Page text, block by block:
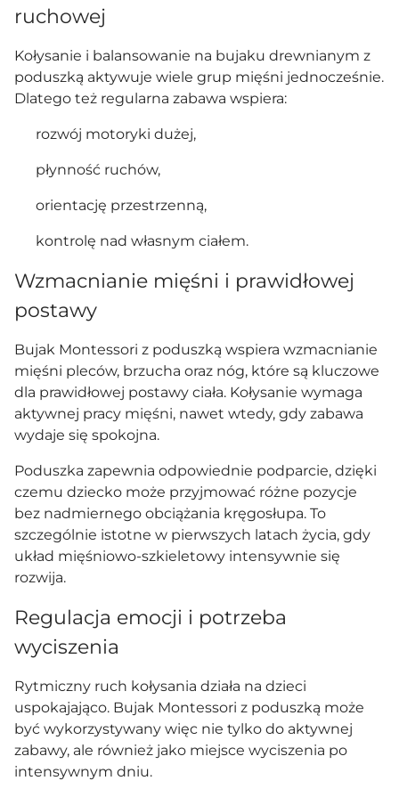
ruchowej
Kołysanie i balansowanie na bujaku drewnianym z
poduszką aktywuje wiele grup mięśni jednocześnie.
Dlatego też regularna zabawa wspiera:
rozwój motoryki dużej,
płynność ruchów,
orientację przestrzenną,
kontrolę nad własnym ciałem.
Wzmacnianie mięśni i prawidłowej
postawy
Bujak Montessori z poduszką wspiera wzmacnianie
mięśni pleców, brzucha oraz nóg, które są kluczowe
dla prawidłowej postawy ciała. Kołysanie wymaga
aktywnej pracy mięśni, nawet wtedy, gdy zabawa
wydaje się spokojna.
Poduszka zapewnia odpowiednie podparcie, dzięki
czemu dziecko może przyjmować różne pozycje
bez nadmiernego obciążania kręgosłupa. To
szczególnie istotne w pierwszych latach życia, gdy
układ mięśniowo-szkieletowy intensywnie się
rozwija.
Regulacja emocji i potrzeba
wyciszenia
Rytmiczny ruch kołysania działa na dzieci
uspokajająco. Bujak Montessori z poduszką może
być wykorzystywany więc nie tylko do aktywnej
zabawy, ale również jako miejsce wyciszenia po
intensywnym dniu.